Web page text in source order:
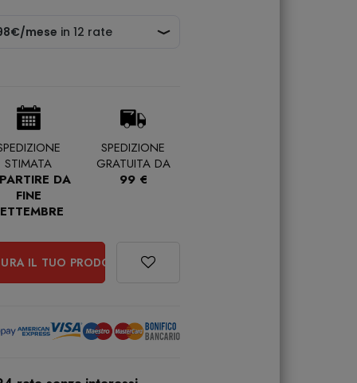
STIMATA
DA
FINE
SPEDIZIONE
GRATUITA DA
99 €
IL TUO PRODOTTO